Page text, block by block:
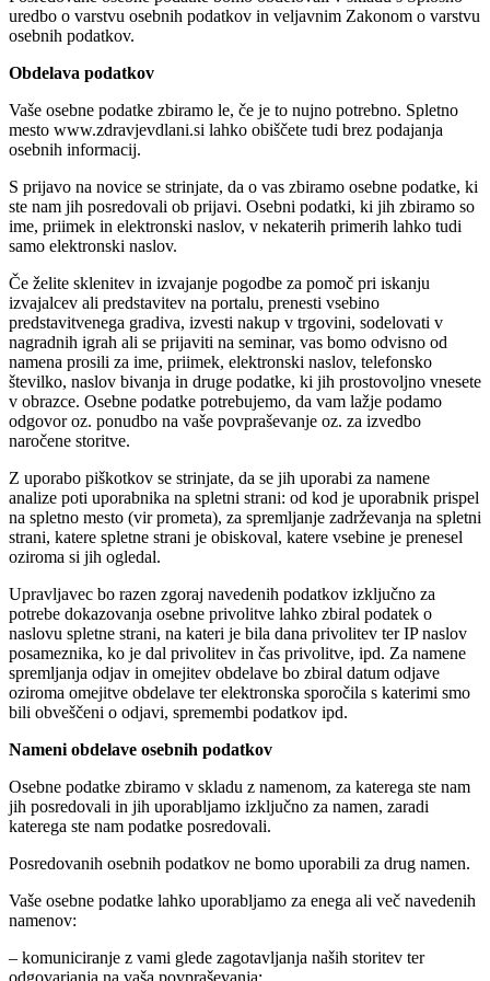
uredbo o varstvu osebnih podatkov in veljavnim Zakonom o varstvu
osebnih podatkov.
Obdelava podatkov
Vaše osebne podatke zbiramo le, če je to nujno potrebno. Spletno
mesto www.zdravjevdlani.si lahko obiščete tudi brez podajanja
osebnih informacij.
S prijavo na novice se strinjate, da o vas zbiramo osebne podatke, ki
ste nam jih posredovali ob prijavi. Osebni podatki, ki jih zbiramo so
ime, priimek in elektronski naslov, v nekaterih primerih lahko tudi
samo elektronski naslov.
Če želite sklenitev in izvajanje pogodbe za pomoč pri iskanju
izvajalcev ali predstavitev na portalu, prenesti vsebino
predstavitvenega gradiva, izvesti nakup v trgovini, sodelovati v
nagradnih igrah ali se prijaviti na seminar, vas bomo odvisno od
namena prosili za ime, priimek, elektronski naslov, telefonsko
številko, naslov bivanja in druge podatke, ki jih prostovoljno vnesete
v obrazce. Osebne podatke potrebujemo, da vam lažje podamo
odgovor oz. ponudbo na vaše povpraševanje oz. za izvedbo
naročene storitve.
Z uporabo piškotkov se strinjate, da se jih uporabi za namene
analize poti uporabnika na spletni strani: od kod je uporabnik prispel
na spletno mesto (vir prometa), za spremljanje zadrževanja na spletni
strani, katere spletne strani je obiskoval, katere vsebine je prenesel
oziroma si jih ogledal.
Upravljavec bo razen zgoraj navedenih podatkov izključno za
potrebe dokazovanja osebne privolitve lahko zbiral podatek o
naslovu spletne strani, na kateri je bila dana privolitev ter IP naslov
posameznika, ko je dal privolitev in čas privolitve, ipd. Za namene
spremljanja odjav in omejitev obdelave bo zbiral datum odjave
oziroma omejitve obdelave ter elektronska sporočila s katerimi smo
bili obveščeni o odjavi, spremembi podatkov ipd.
Nameni obdelave osebnih podatkov
Osebne podatke zbiramo v skladu z namenom, za katerega ste nam
jih posredovali in jih uporabljamo izključno za namen, zaradi
katerega ste nam podatke posredovali.
Posredovanih osebnih podatkov ne bomo uporabili za drug namen.
Vaše osebne podatke lahko uporabljamo za enega ali več navedenih
namenov:
– komuniciranje z vami glede zagotavljanja naših storitev ter
odgovarjanja na vaša povpraševanja;